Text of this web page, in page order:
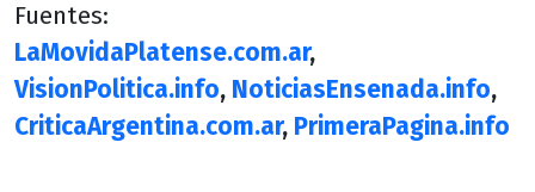
Fuentes:
LaMovidaPlatense.com.ar,
VisionPolitica.info, NoticiasEnsenada.info,
CriticaArgentina.com.ar, PrimeraPagina.info